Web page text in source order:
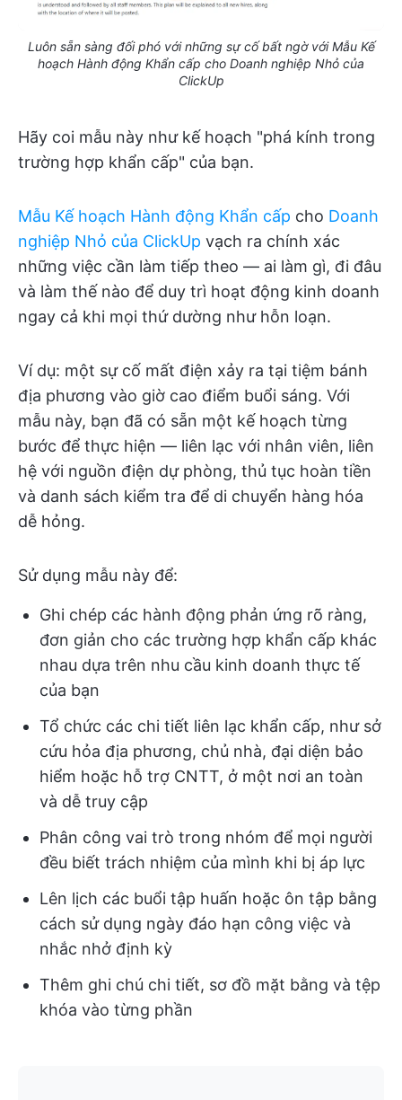
Luôn sẵn sàng đối phó với những sự cố bất ngờ với Mẫu Kế
hoạch Hành động Khẩn cấp cho Doanh nghiệp Nhỏ của
ClickUp
Hãy coi mẫu này như kế hoạch "phá kính trong
trường hợp khẩn cấp" của bạn.
Mẫu Kế hoạch Hành động Khẩn cấp cho Doanh
nghiệp Nhỏ của ClickUp vạch ra chính xác
những việc cần làm tiếp theo — ai làm gì, đi đâu
và làm thế nào để duy trì hoạt động kinh doanh
ngay cả khi mọi thứ dường như hỗn loạn.
Ví dụ: một sự cố mất điện xảy ra tại tiệm bánh
địa phương vào giờ cao điểm buổi sáng. Với
mẫu này, bạn đã có sẵn một kế hoạch từng
bước để thực hiện — liên lạc với nhân viên, liên
hệ với nguồn điện dự phòng, thủ tục hoàn tiền
và danh sách kiểm tra để di chuyển hàng hóa
dễ hỏng.
Sử dụng mẫu này để:
Ghi chép các hành động phản ứng rõ ràng,
đơn giản cho các trường hợp khẩn cấp khác
nhau dựa trên nhu cầu kinh doanh thực tế
của bạn
Tổ chức các chi tiết liên lạc khẩn cấp, như sở
cứu hỏa địa phương, chủ nhà, đại diện bảo
hiểm hoặc hỗ trợ CNTT, ở một nơi an toàn
và dễ truy cập
Phân công vai trò trong nhóm để mọi người
đều biết trách nhiệm của mình khi bị áp lực
Lên lịch các buổi tập huấn hoặc ôn tập bằng
cách sử dụng ngày đáo hạn công việc và
nhắc nhở định kỳ
Thêm ghi chú chi tiết, sơ đồ mặt bằng và tệp
khóa vào từng phần